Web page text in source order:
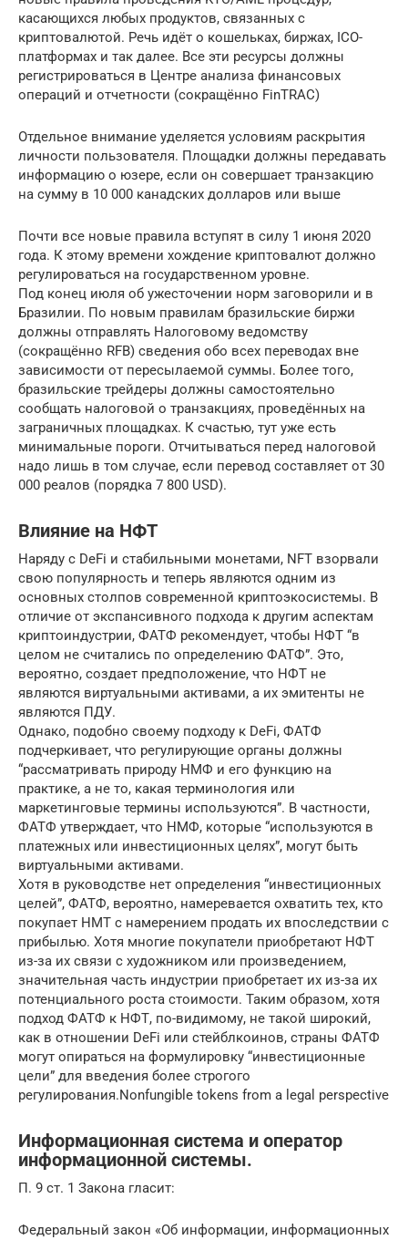
касающихся любых продуктов, связанных с
криптовалютой. Речь идёт о кошельках, биржах, ICO-
платформах и так далее. Все эти ресурсы должны
регистрироваться в Центре анализа финансовых
операций и отчетности (сокращённо FinTRAC)
Отдельное внимание уделяется условиям раскрытия
личности пользователя. Площадки должны передавать
информацию о юзере, если он совершает транзакцию
на сумму в 10 000 канадских долларов или выше
Почти все новые правила вступят в силу 1 июня 2020
года. К этому времени хождение криптовалют должно
регулироваться на государственном уровне.
Под конец июля об ужесточении норм заговорили и в
Бразилии. По новым правилам бразильские биржи
должны отправлять Налоговому ведомству
(сокращённо RFB) сведения обо всех переводах вне
зависимости от пересылаемой суммы. Более того,
бразильские трейдеры должны самостоятельно
сообщать налоговой о транзакциях, проведённых на
заграничных площадках. К счастью, тут уже есть
минимальные пороги. Отчитываться перед налоговой
надо лишь в том случае, если перевод составляет от 30
000 реалов (порядка 7 800 USD).
Влияние на НФТ
Наряду с DeFi и стабильными монетами, NFT взорвали
свою популярность и теперь являются одним из
основных столпов современной криптоэкосистемы. В
отличие от экспансивного подхода к другим аспектам
криптоиндустрии, ФАТФ рекомендует, чтобы НФТ “в
целом не считались по определению ФАТФ”. Это,
вероятно, создает предположение, что НФТ не
являются виртуальными активами, а их эмитенты не
являются ПДУ.
Однако, подобно своему подходу к DeFi, ФАТФ
подчеркивает, что регулирующие органы должны
“рассматривать природу НМФ и его функцию на
практике, а не то, какая терминология или
маркетинговые термины используются”. В частности,
ФАТФ утверждает, что НМФ, которые “используются в
платежных или инвестиционных целях”, могут быть
виртуальными активами.
Хотя в руководстве нет определения “инвестиционных
целей”, ФАТФ, вероятно, намеревается охватить тех, кто
покупает НМТ с намерением продать их впоследствии с
прибылью. Хотя многие покупатели приобретают НФТ
из-за их связи с художником или произведением,
значительная часть индустрии приобретает их из-за их
потенциального роста стоимости. Таким образом, хотя
подход ФАТФ к НФТ, по-видимому, не такой широкий,
как в отношении DeFi или стейблкоинов, страны ФАТФ
могут опираться на формулировку “инвестиционные
цели” для введения более строгого
регулирования.Nonfungible tokens from a legal perspective
Информационная система и оператор
информационной системы.
П. 9 ст. 1 Закона гласит:
Федеральный закон «Об информации, информационных